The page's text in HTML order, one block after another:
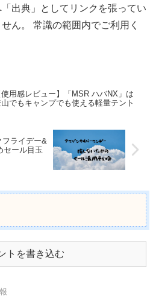
出典」としてリンクを張ってい
ん。 常識の範囲内でご利用く
使用感レビュー】「MSR ハバNX」は
でもキャンプでも使える軽量テント
フライデー&
セール目玉
トを書き込む